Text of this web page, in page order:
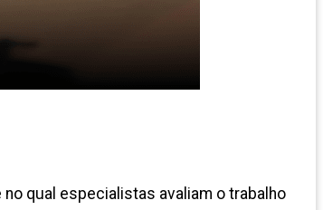
qual especialistas avaliam o trabalho